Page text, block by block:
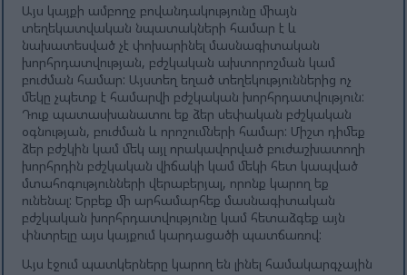
Այս կայքի ամբողջ բովանդակությունը միայն
տեղեկատվական նպատակների համար է և
նախատեսված չէ փոխարինել մասնագիտական ​​
խորհրդատվության, բժշկական ախտորոշման կամ
բուժման համար: Այստեղ եղած տեղեկություններից ոչ
մեկը չպետք է համարվի բժշկական խորհրդատվություն:
Դուք պատասխանատու եք ձեր սեփական բժշկական
օգնության, բուժման և որոշումների համար: Միշտ դիմեք
ձեր բժշկին կամ մեկ այլ որակավորված բուժաշխատողի
խորհրդին բժշկական վիճակի կամ մեկի հետ կապված
մտահոգությունների վերաբերյալ, որոնք կարող եք
ունենալ: Երբեք մի արհամարհեք մասնագիտական ​​
բժշկական խորհրդատվությունը կամ հետաձգեք այն
փնտրելը այս կայքում կարդացածի պատճառով:
Այս էջում պատկերները կարող են լինել համակարգչային